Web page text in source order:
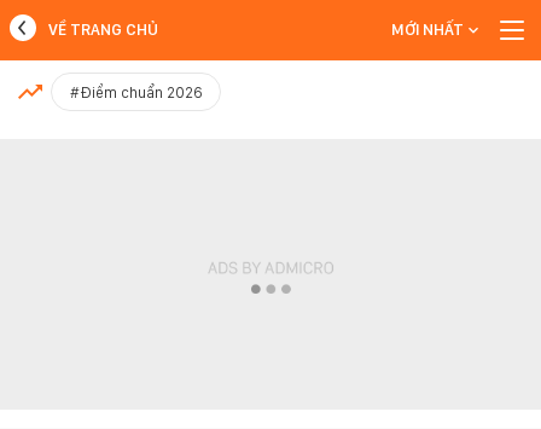
MỚI NHẤT
VỀ TRANG CHỦ MỚI NHẤT
#Điểm chuẩn 2026